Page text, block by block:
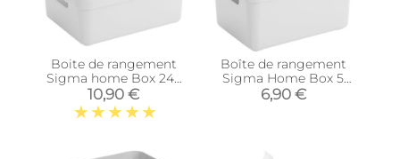
Boite de rangement
Sigma home Box 24L
(Blanc)
10,90 €
Boîte de rangement
Sigma Home Box 5
litres (Blanc)
6,90 €